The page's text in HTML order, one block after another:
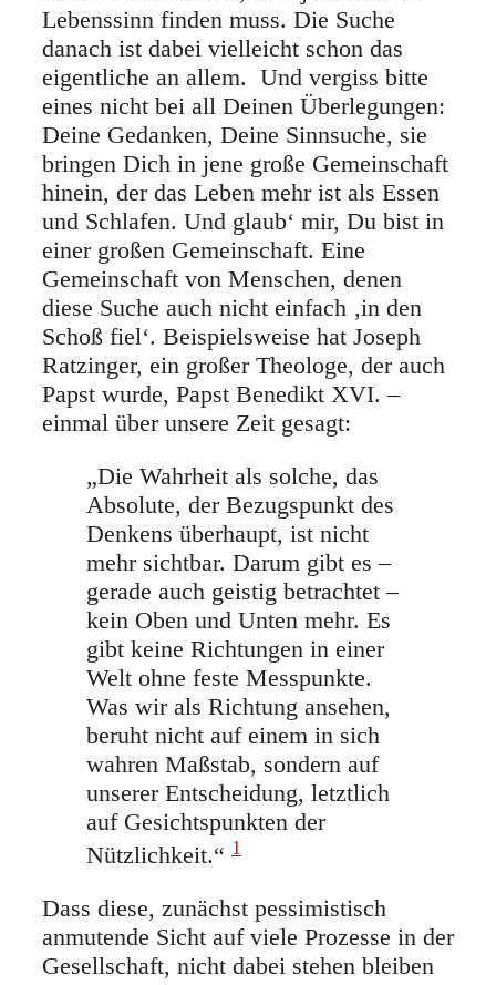
Lebenssinn finden muss. Die Suche
danach ist dabei vielleicht schon das
eigentliche an allem. Und vergiss bitte
eines nicht bei all Deinen Überlegungen:
Deine Gedanken, Deine Sinnsuche, sie
bringen Dich in jene große Gemeinschaft
hinein, der das Leben mehr ist als Essen
und Schlafen. Und glaub‘ mir, Du bist in
einer großen Gemeinschaft. Eine
Gemeinschaft von Menschen, denen
diese Suche auch nicht einfach ‚in den
Schoß fiel‘. Beispielsweise hat Joseph
Ratzinger, ein großer Theologe, der auch
Papst wurde, Papst Benedikt XVI. –
einmal über unsere Zeit gesagt:
„Die Wahrheit als solche, das
Absolute, der Bezugspunkt des
Denkens überhaupt, ist nicht
mehr sichtbar. Darum gibt es –
gerade auch geistig betrachtet –
kein Oben und Unten mehr. Es
gibt keine Richtungen in einer
Welt ohne feste Messpunkte.
Was wir als Richtung ansehen,
beruht nicht auf einem in sich
wahren Maßstab, sondern auf
unserer Entscheidung, letztlich
auf Gesichtspunkten der
Nützlichkeit.“ 1
Dass diese, zunächst pessimistisch
anmutende Sicht auf viele Prozesse in der
Gesellschaft, nicht dabei stehen bleiben